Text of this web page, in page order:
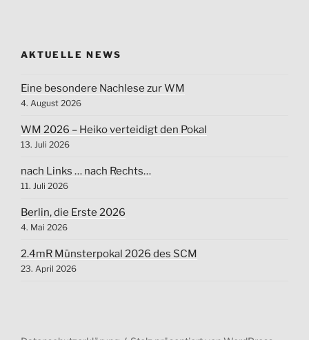
AKTUELLE NEWS
Eine besondere Nachlese zur WM
4. August 2026
WM 2026 – Heiko verteidigt den Pokal
13. Juli 2026
nach Links … nach Rechts…
11. Juli 2026
Berlin, die Erste 2026
4. Mai 2026
2.4mR Münsterpokal 2026 des SCM
23. April 2026